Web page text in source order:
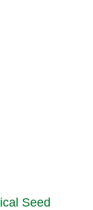
Seed